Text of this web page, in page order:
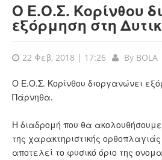
Ο Ε.Ο.Σ. Κορίνθου
εξόρμηση στη
22 Φεβ, 2018 | 17:26 By BOLA
Ο Ε.Ο.Σ. Κορίνθου διοργανώνει
Πάρνηθα.
Η διαδρομή που θα ακολουθήσουμε
της χαρακτηριστικής
αποτελεί το φυσικό όριο της